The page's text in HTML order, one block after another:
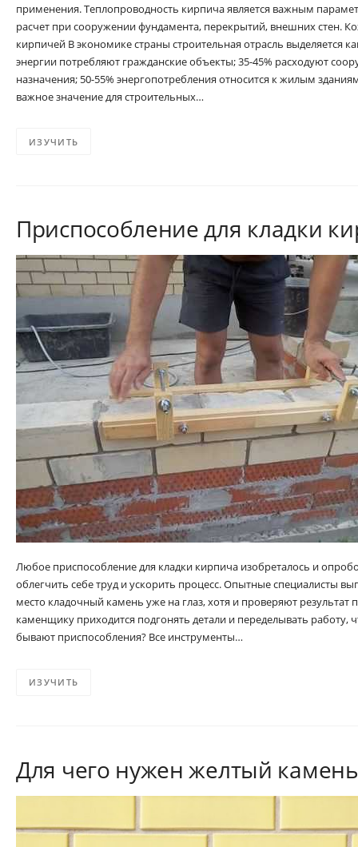
применения. Теплопроводность кирпича является важным
расчет при сооружении фундамента, перекрытий, внешних стен.
кирпичей В экономике страны строительная отрасль выделяется
энергии потребляют гражданские объекты; 35-45% расходуют
назначения; 50-55% энергопотребления относится к жилым
важное значение для строительных…
ИЗУЧИТЬ
Приспособление для кладки
Любое приспособление для кладки кирпича изобреталось и
облегчить себе труд и ускорить процесс. Опытные специалисты
место кладочный камень уже на глаз, хотя и проверяют
каменщику приходится подгонять детали и переделывать работу,
бывают приспособления? Все инструменты…
ИЗУЧИТЬ
Для чего нужен желтый камень